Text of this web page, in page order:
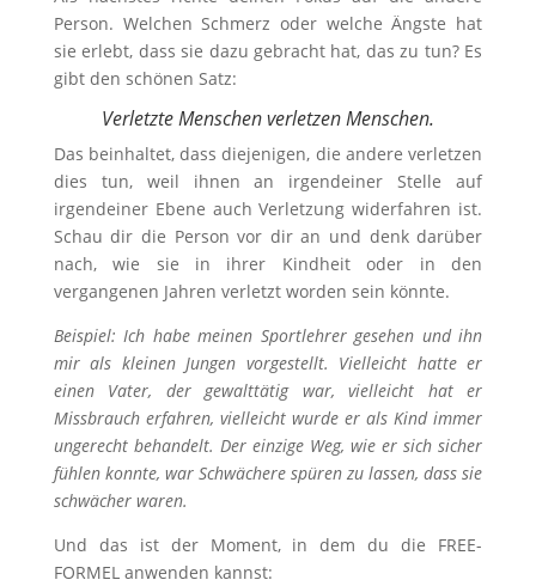
Person. Welchen Schmerz oder welche Ängste hat
sie erlebt, dass sie dazu gebracht hat, das zu tun? Es
gibt den schönen Satz:
Verletzte Menschen verletzen Menschen.
Das beinhaltet, dass diejenigen, die andere verletzen
dies tun, weil ihnen an irgendeiner Stelle auf
irgendeiner Ebene auch Verletzung widerfahren ist.
Schau dir die Person vor dir an und denk darüber
nach, wie sie in ihrer Kindheit oder in den
vergangenen Jahren verletzt worden sein könnte.
Beispiel: Ich habe meinen Sportlehrer gesehen und ihn
mir als kleinen Jungen vorgestellt. Vielleicht hatte er
einen Vater, der gewalttätig war, vielleicht hat er
Missbrauch erfahren, vielleicht wurde er als Kind immer
ungerecht behandelt. Der einzige Weg, wie er sich sicher
fühlen konnte, war Schwächere spüren zu lassen, dass sie
schwächer waren.
Und das ist der Moment, in dem du die FREE-
FORMEL anwenden kannst: